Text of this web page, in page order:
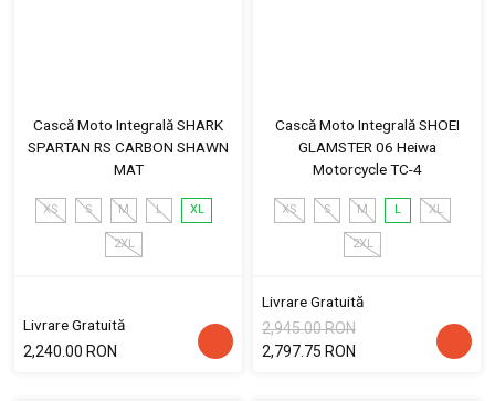
Cască Moto Integrală SHARK
SPARTAN RS CARBON SHAWN
MAT
XS S M L XL
2XL
Livrare Gratuită
2,240.00 RON
Cască Moto Integrală SHOEI
GLAMSTER 06 Heiwa
Motorcycle TC-4
XS S M L XL
2XL
Livrare Gratuită
2,945.00 RON
2,797.75 RON